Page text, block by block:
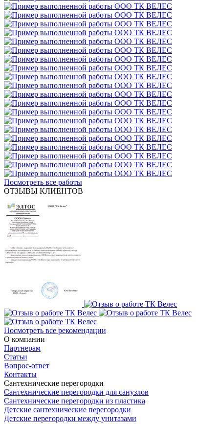
Посмотреть все работы
ОТЗЫВЫ КЛИЕНТОВ
Посмотреть все рекомендации
О компании
Партнерам
Статьи
Вопрос-ответ
Контакты
Сантехнические перегородки
Сантехнические перегородки для санузлов
Сантехнические перегородки из пластика
Детские сантехнические перегородки
Детские перегородки между унитазами